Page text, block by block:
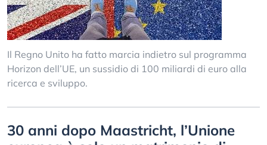
Il Regno Unito ha fatto marcia indietro sul programma
Horizon dell’UE, un sussidio di 100 miliardi di euro alla
ricerca e sviluppo.
30 anni dopo Maastricht, l’Unione